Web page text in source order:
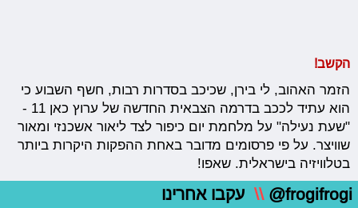
הקשב!
הזמר האהוב, לי בירן, שכיכב בסדרות רבות, חשף השבוע כי
הוא עתיד לככב בדרמה הצבאית החדשה של ערוץ כאן 11 -
"שעת נעילה" על מלחמת יום כיפור לצד ליאור אשכנזי ומאור
שוויצר. על פי פרסומים מדובר באחת ההפקות היקרות ביותר
בטלוויזיה בישראלית. שאפו!
@frogifrogi
\\ עקבו אחרינו